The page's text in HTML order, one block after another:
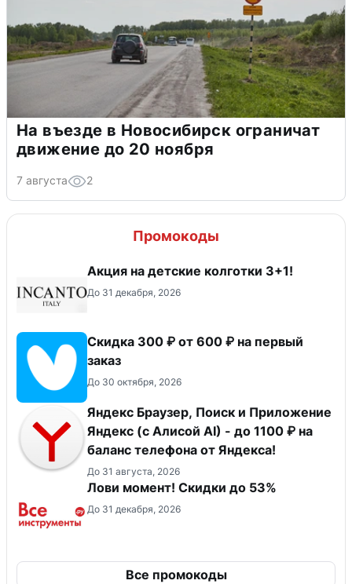
На въезде в Новосибирск ограничат
движение до 20 ноября
7 августа 2
Промокоды
Акция на детские колготки 3+1!
До 31 декабря, 2026
Скидка 300 ₽ от 600 ₽ на первый
заказ
До 30 октября, 2026
Яндекс Браузер, Поиск и Приложение
Яндекс (с Алисой AI) - до 1100 ₽ на
баланс телефона от Яндекса!
До 31 августа, 2026
Лови момент! Скидки до 53%
До 31 декабря, 2026
Все промокоды